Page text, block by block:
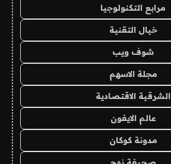
مرابع التكنولوجيا
خيال التقنية
شوف ويب
مجلة الاسهم
الشرقية الاقتصادية
عالم الايفون
مدونة كوكان